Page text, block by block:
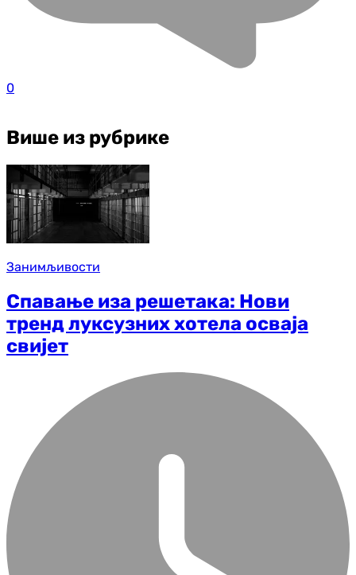
0
Више из рубрике
Занимљивости
Спавање иза решетака: Нови
тренд луксузних хотела осваја
свијет